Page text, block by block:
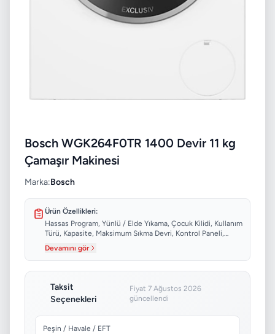
Bosch WGK264F0TR 1400 Devir 11 kg
Çamaşır Makinesi
Marka:Bosch
Ürün Özellikleri:
Hassas Program, Yünlü / Elde Yıkama, Çocuk Kilidi, Kullanım
Türü, Kapasite, Maksimum Sıkma Devri, Kontrol Paneli,
Program Sayısı...
Devamını gör
Taksit
Seçenekleri
Fiyat 7 Ağustos 2026
güncellendi
Peşin / Havale / EFT